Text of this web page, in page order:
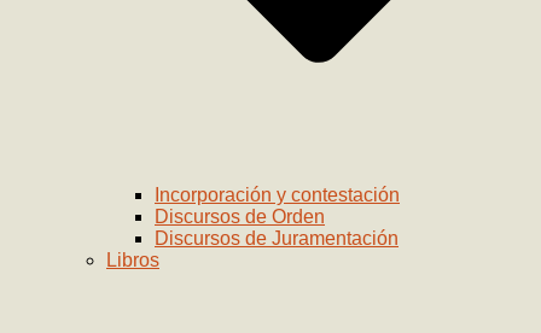
Incorporación y contestación
Discursos de Orden
Discursos de Juramentación
Libros